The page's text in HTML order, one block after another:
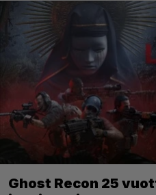
Ghost Recon 25